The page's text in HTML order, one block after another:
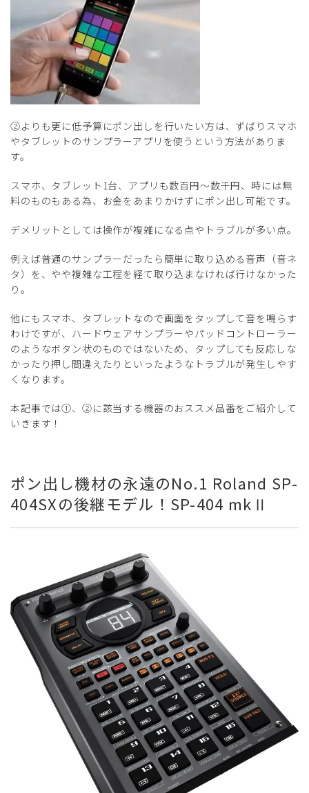
②よりも更に低予算にポン出しを行いたい方は、ずばりスマホ
やタブレットのサンプラーアプリを使うという方法がありま
す。
スマホ、タブレット1台、アプリも数百円～数千円、時には無
料のものもある為、お金をあまりかけずにポン出し可能です。
デメリットとしては操作が複雑になる点やトラブルが多い点。
例えば普通のサンプラーだったら簡単に取り込める音声（音ネ
タ）を、やや複雑な工程を経て取り込まなければ行けなかった
り。
他にもスマホ、タブレットなので画面をタップして音を鳴らす
わけですが、ハードウェアサンプラーやパッドコントローラー
のようなボタン状のものではないため、タップしても反応しな
かったり押し間違えたりといったようなトラブルが発生しやす
くなります。
本記事では①、②に該当する機器のおススメ品番をご紹介して
いきます！
ポン出し機材の永遠のNo.1 Roland SP-
404SXの後継モデル！SP-404 mkⅡ